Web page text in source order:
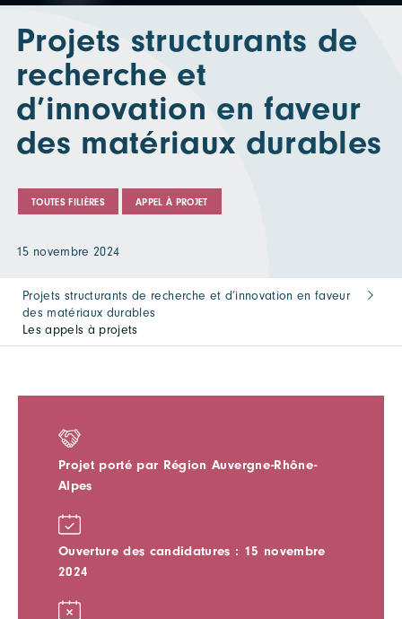
Projets structurants de
recherche et
d’innovation en faveur
des matériaux durables
TOUTES FILIÈRES APPEL À PROJET
15 novembre 2024
Projets structurants de recherche et d’innovation en faveur
des matériaux durables
Les appels à projets
Projet porté par Région Auvergne-Rhône-
Alpes
Ouverture des candidatures : 15 novembre
2024